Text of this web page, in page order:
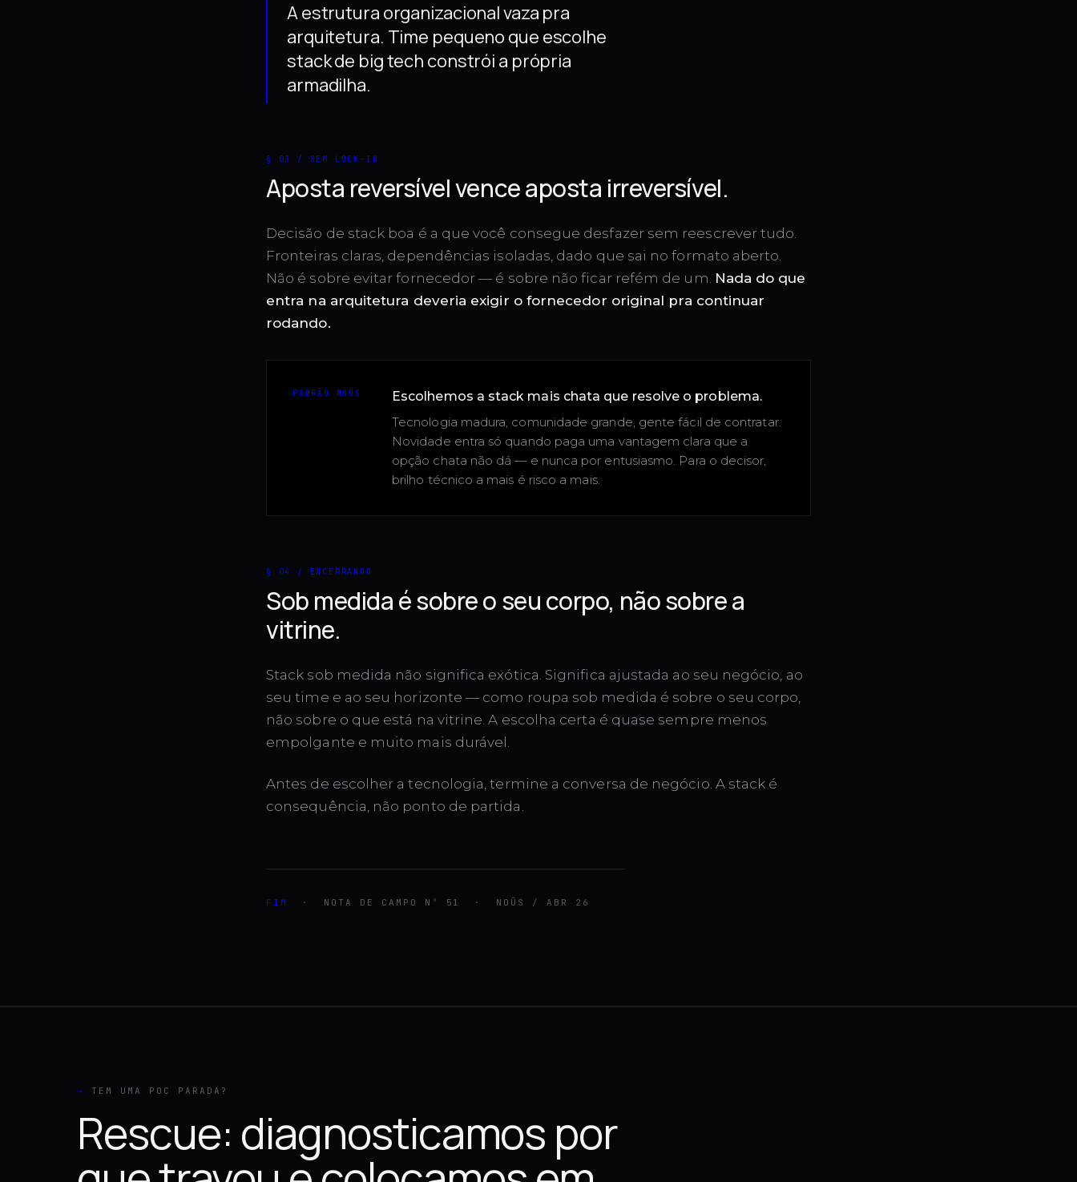
A estrutura organizacional vaza pra
arquitetura. Time pequeno que escolhe
stack de big tech constrói a própria
armadilha.
§ 03 / SEM LOCK-IN
Aposta reversível vence aposta irreversível.
Decisão de stack boa é a que você consegue desfazer sem reescrever tudo.
Fronteiras claras, dependências isoladas, dado que sai no formato aberto.
Não é sobre evitar fornecedor — é sobre não ficar refém de um. Nada do que
entra na arquitetura deveria exigir o fornecedor original pra continuar
rodando.
PADRÃO NOÛS
Escolhemos a stack mais chata que resolve o problema.
Tecnologia madura, comunidade grande, gente fácil de contratar.
Novidade entra só quando paga uma vantagem clara que a
opção chata não dá — e nunca por entusiasmo. Para o decisor,
brilho técnico a mais é risco a mais.
§ 04 / ENCERRANDO
Sob medida é sobre o seu corpo, não sobre a
vitrine.
Stack sob medida não significa exótica. Significa ajustada ao seu negócio, ao
seu time e ao seu horizonte — como roupa sob medida é sobre o seu corpo,
não sobre o que está na vitrine. A escolha certa é quase sempre menos
empolgante e muito mais durável.
Antes de escolher a tecnologia, termine a conversa de negócio. A stack é
consequência, não ponto de partida.
FIM · NOTA DE CAMPO Nº 51 · NOÛS / ABR 26
→ TEM UMA POC PARADA?
Rescue: diagnosticamos por